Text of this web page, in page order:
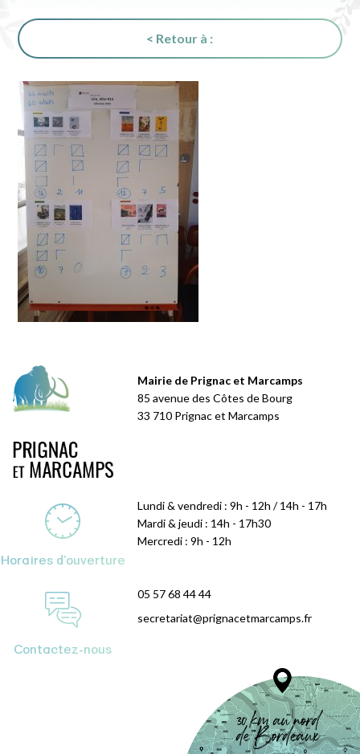
< Retour à :
Mairie de Prignac et Marcamps
85 avenue des Côtes de Bourg
33 710 Prignac et Marcamps
Horaires d'ouverture
Lundi & vendredi : 9h - 12h / 14h - 17h
Mardi & jeudi : 14h - 17h30
Mercredi : 9h - 12h
Contactez-nous
05 57 68 44 44
secretariat@prignacetmarcamps.fr